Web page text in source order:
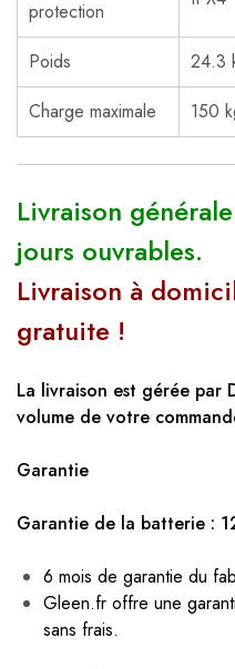
protection
Poids
24.3
Charge maximale
150
Livraison
jours ouvrables.
Livraison à
gratuite !
La livraison est gérée par
volume de votre
Garantie
Garantie de la batterie :
6 mois de garantie du
Gleen.fr offre une
sans frais.